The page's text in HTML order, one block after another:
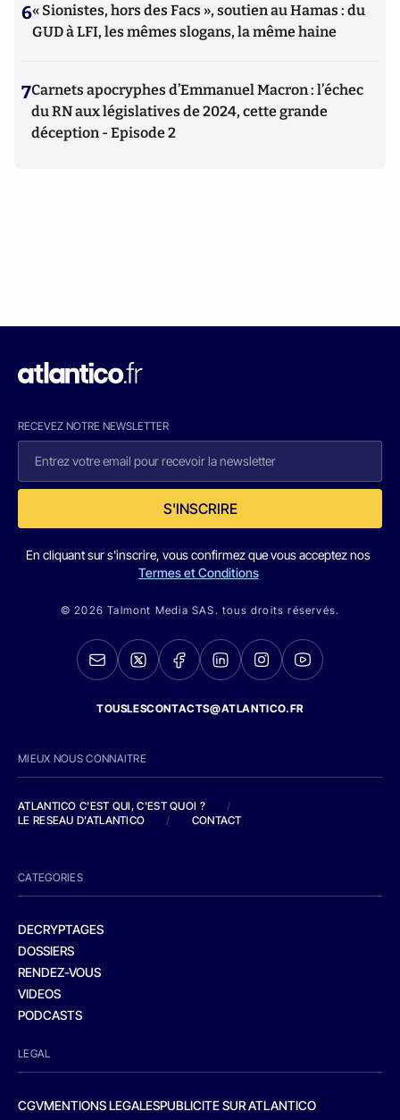
6« Sionistes, hors des Facs », soutien au Hamas : du
GUD à LFI, les mêmes slogans, la même haine
7Carnets apocryphes d’Emmanuel Macron : l’échec
du RN aux législatives de 2024, cette grande
déception - Episode 2
RECEVEZ NOTRE NEWSLETTER
S'INSCRIRE
En cliquant sur s'inscrire, vous confirmez que vous acceptez nos
Termes et Conditions
© 2026 Talmont Media SAS. tous droits réservés.
TOUSLESCONTACTS@ATLANTICO.FR
MIEUX NOUS CONNAITRE
ATLANTICO C'EST QUI, C'EST QUOI ?
/
LE RESEAU D'ATLANTICO
/ CONTACT
CATEGORIES
DECRYPTAGES
DOSSIERS
RENDEZ-VOUS
VIDEOS
PODCASTS
LEGAL
CGVMENTIONS LEGALESPUBLICITE SUR ATLANTICO